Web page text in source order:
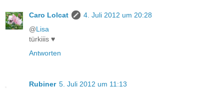
Caro Lolcat
4. Juli 2012 um 20:28
@Lisa
türkiiis ♥
Antworten
Rubiner 5. Juli 2012 um 11:13